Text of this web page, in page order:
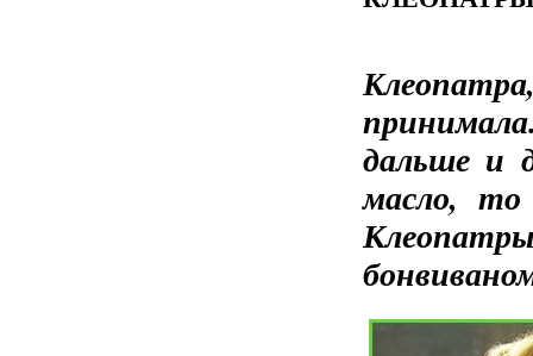
К
дальше и
масло, то